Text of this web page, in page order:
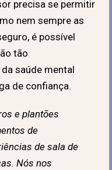
precisa se permitir
nem sempre as
é possível
tão
saúde mental
de confiança.
e plantões
de
de sala de
Nós nos